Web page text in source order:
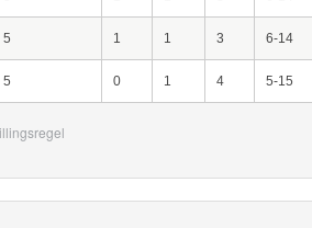
5 1 1 3 6-14
5 0 1 4 5-15